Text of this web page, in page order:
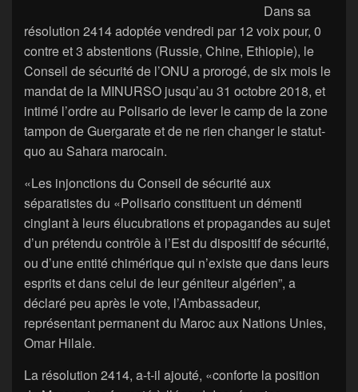
Dans sa
résolution 2414 adoptée vendredi par 12 voix pour, 0
contre et 3 abstentions (Russie, Chine, Ethiopie), le
Conseil de sécurité de l’ONU a prorogé, de six mois le
mandat de la MINURSO jusqu’au 31 octobre 2018, et
intimé l’ordre au Polisario de lever le camp de la zone
tampon de Guergarate et de ne rien changer le statut-
quo au Sahara marocain.
«Les injonctions du Conseil de sécurité aux
séparatistes du «Polisario constituent un démenti
cinglant à leurs élucubrations et propagandes au sujet
d’un prétendu contrôle à l’Est du dispositif de sécurité,
ou d’une entité chimérique qui n’existe que dans leurs
esprits et dans celui de leur géniteur algérien”, a
déclaré peu après le vote, l’Ambassadeur,
représentant permanent du Maroc aux Nations Unies,
Omar Hilale.
La résolution 2414, a-t-il ajouté, «conforte la position